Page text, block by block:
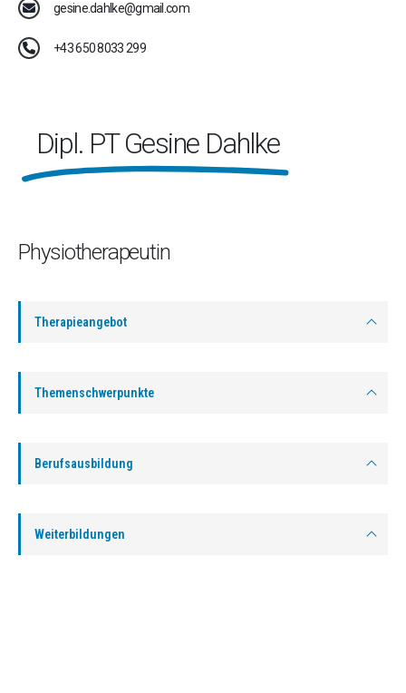
gesine.dahlke@gmail.com
+43 650 8033 299
Dipl. PT Gesine Dahlke
Physiotherapeutin
Therapieangebot
Themenschwerpunkte
Berufsausbildung
Weiterbildungen